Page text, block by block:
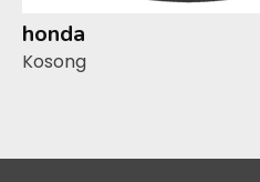
honda
Kosong